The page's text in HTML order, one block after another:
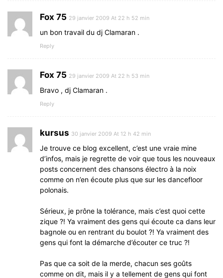
Fox 75 29 janvier 2009 At 22 h 52 min
un bon travail du dj Clamaran .
Reply
Fox 75 29 janvier 2009 At 22 h 53 min
Bravo , dj Clamaran .
Reply
kursus 30 janvier 2009 At 12 h 42 min
Je trouve ce blog excellent, c’est une vraie mine
d’infos, mais je regrette de voir que tous les nouveaux
posts concernent des chansons électro à la noix
comme on n’en écoute plus que sur les dancefloor
polonais.
Sérieux, je prône la tolérance, mais c’est quoi cette
zique ?! Ya vraiment des gens qui écoute ca dans leur
bagnole ou en rentrant du boulot ?! Ya vraiment des
gens qui font la démarche d’écouter ce truc ?!
Pas que ca soit de la merde, chacun ses goûts
comme on dit, mais il y a tellement de gens qui font